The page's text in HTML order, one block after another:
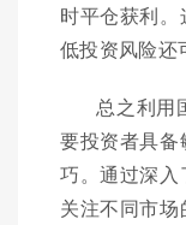
时平仓获利
低投资风险还
总之利用
要投资者具
巧。通过深入
关注不同市